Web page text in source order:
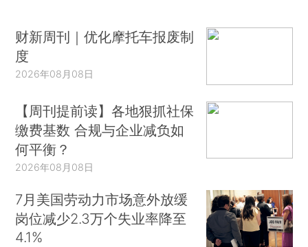
财新周刊｜优化摩托车报废制
度
2026年08月08日
【周刊提前读】各地狠抓社保
缴费基数 合规与企业减负如
何平衡？
2026年08月08日
7月美国劳动力市场意外放缓
岗位减少2.3万个失业率降至
4.1%